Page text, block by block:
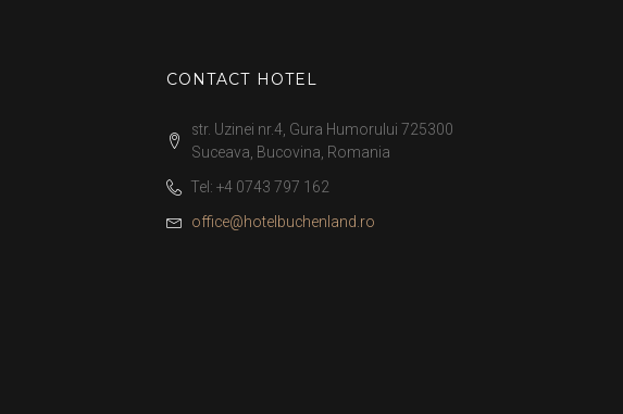
CONTACT HOTEL
str. Uzinei nr.4, Gura Humorului 725300
Suceava, Bucovina, Romania
Tel: +4 0743 797 162
office@hotelbuchenland.ro